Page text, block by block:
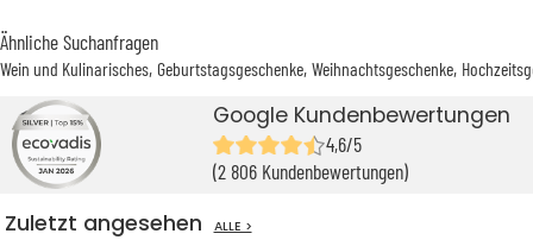
Ähnliche Suchanfragen
Wein und Kulinarisches Geburtstagsgeschenke Weihnachtsgeschenke
Google Kundenbewertungen
4,6/5
(2 806 Kundenbewertungen)
Zuletzt angesehen ALLE >